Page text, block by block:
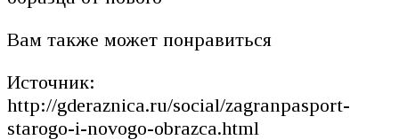
Вам также может понравиться
Источник:
http://gderaznica.ru/social/zagranpasport-
starogo-i-novogo-obrazca.html